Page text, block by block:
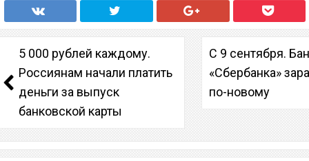
5 000 рублей каждому.
Россиянам начали платить
деньги за выпуск
банковской карты
С 9 сентября.
«Сбербанка»
по-новому